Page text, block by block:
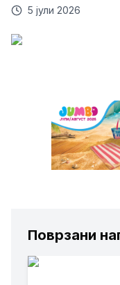
5 јули 2026
Поврзани